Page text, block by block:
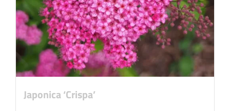
Japonica ‘Crispa’